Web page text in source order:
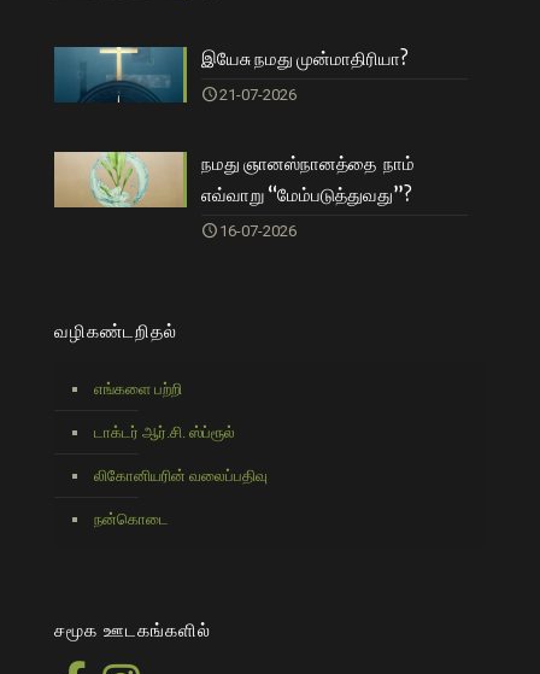
இயேசு நமது முன்மாதிரியா?
21-07-2026
நமது ஞானஸ்நானத்தை நாம்
எவ்வாறு “மேம்படுத்துவது”?
16-07-2026
வழிகண்டறிதல்
எங்களை பற்றி
டாக்டர் ஆர்.சி. ஸ்ப்ரூல்
லிகோனியரின் வலைப்பதிவு
நன்கொடை
சமூக ஊடகங்களில்